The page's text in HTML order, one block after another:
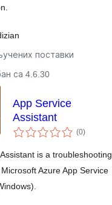
поставки
са 4.6.30
App Service
Assistant
(0укупних
оцена
)
is a troubleshooting
Azure App Service